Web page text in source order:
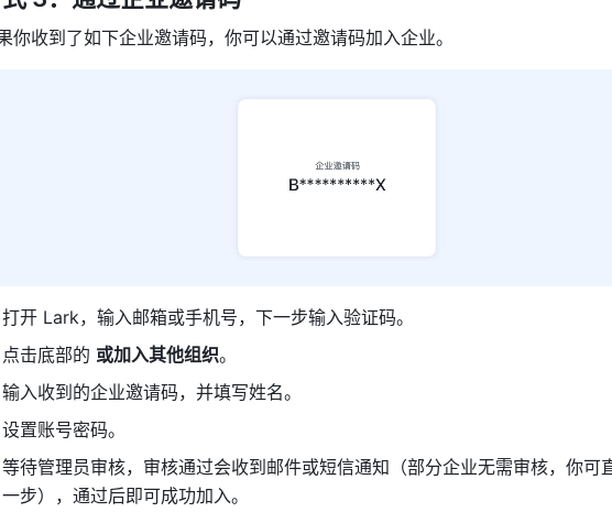
你收到了如下企业邀请码，你可以通过邀请码加入企业。
打开 Lark，输入邮箱或手机号，下一步输入验证码。
点击底部的 或加入其他组织。
输入收到的企业邀请码，并填写姓名。
设置账号密码。
等待管理员审核，审核通过会收到邮件或短信通知（部分企业无需审核，你可
一步），通过后即可成功加入。